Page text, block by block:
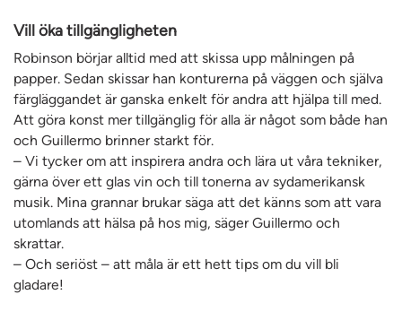
Vill öka tillgängligheten
Robinson börjar alltid med att skissa upp målningen på
papper. Sedan skissar han konturerna på väggen och själva
färgläggandet är ganska enkelt för andra att hjälpa till med.
Att göra konst mer tillgänglig för alla är något som både han
och Guillermo brinner starkt för.
– Vi tycker om att inspirera andra och lära ut våra tekniker,
gärna över ett glas vin och till tonerna av sydamerikansk
musik. Mina grannar brukar säga att det känns som att vara
utomlands att hälsa på hos mig, säger Guillermo och
skrattar.
– Och seriöst – att måla är ett hett tips om du vill bli
gladare!